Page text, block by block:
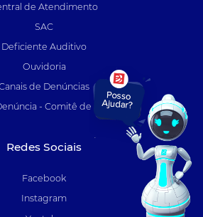
de Atendimento
SAC
Deficiente Auditivo
Ouvidoria
de Denúncias
- Comitê de Auditoria
Redes Sociais
Facebook
Instagram